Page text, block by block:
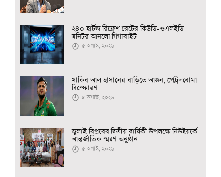
২৪০ হার্টজ রিফ্রেশ রেটের কিউডি-ওএলইডি
মনিটর আনলো গিগাবাইট
৫ অগাস্ট, ২০২৬
সাকিব আল হাসানের বাড়িতে আগুন, পেট্রলবোমা
বিস্ফোরণ
৫ অগাস্ট, ২০২৬
জুলাই বিপ্লবের দ্বিতীয় বার্ষিকী উপলক্ষে নিউইয়র্কে
আন্তর্জাতিক স্মরণ অনুষ্ঠান
৫ অগাস্ট, ২০২৬